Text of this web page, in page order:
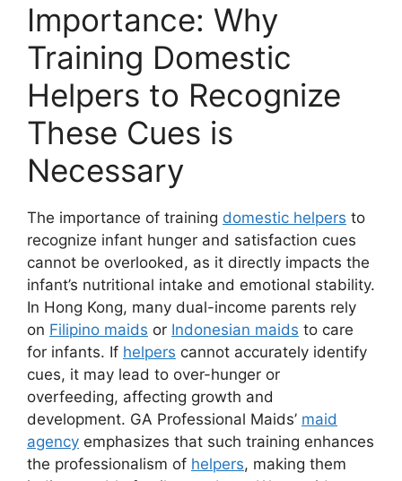
Importance: Why
Training Domestic
Helpers to Recognize
These Cues is
Necessary
The importance of training domestic helpers to
recognize infant hunger and satisfaction cues
cannot be overlooked, as it directly impacts the
infant’s nutritional intake and emotional stability.
In Hong Kong, many dual-income parents rely
on Filipino maids or Indonesian maids to care
for infants. If helpers cannot accurately identify
cues, it may lead to over-hunger or
overfeeding, affecting growth and
development. GA Professional Maids’ maid
agency emphasizes that such training enhances
the professionalism of helpers, making them